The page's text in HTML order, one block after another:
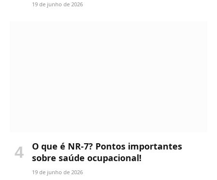
19 de junho de 2026
O que é NR-7? Pontos importantes
sobre saúde ocupacional!
19 de junho de 2026